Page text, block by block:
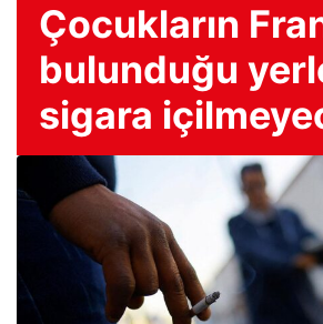
Çocukların
bulunduğu
sigara